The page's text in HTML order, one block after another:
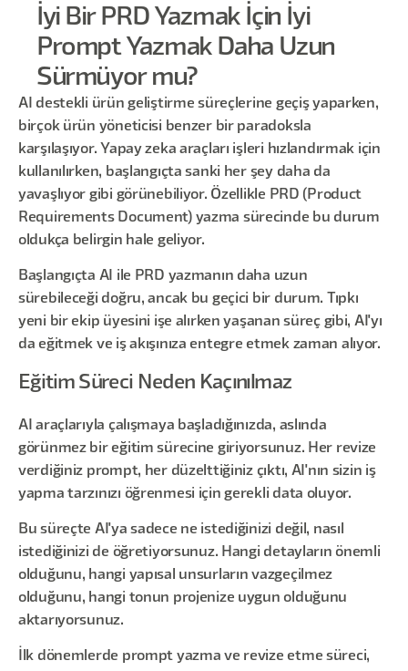
İyi Bir PRD Yazmak İçin İyi
Prompt Yazmak Daha Uzun
Sürmüyor mu?
AI destekli ürün geliştirme süreçlerine geçiş yaparken,
birçok ürün yöneticisi benzer bir paradoksla
karşılaşıyor. Yapay zeka araçları işleri hızlandırmak için
kullanılırken, başlangıçta sanki her şey daha da
yavaşlıyor gibi görünebiliyor. Özellikle PRD (Product
Requirements Document) yazma sürecinde bu durum
oldukça belirgin hale geliyor.
Başlangıçta AI ile PRD yazmanın daha uzun
sürebileceği doğru, ancak bu geçici bir durum. Tıpkı
yeni bir ekip üyesini işe alırken yaşanan süreç gibi, AI'yı
da eğitmek ve iş akışınıza entegre etmek zaman alıyor.
Eğitim Süreci Neden Kaçınılmaz
AI araçlarıyla çalışmaya başladığınızda, aslında
görünmez bir eğitim sürecine giriyorsunuz. Her revize
verdiğiniz prompt, her düzelttiğiniz çıktı, AI'nın sizin iş
yapma tarzınızı öğrenmesi için gerekli data oluyor.
Bu süreçte AI'ya sadece ne istediğinizi değil, nasıl
istediğinizi de öğretiyorsunuz. Hangi detayların önemli
olduğunu, hangi yapısal unsurların vazgeçilmez
olduğunu, hangi tonun projenize uygun olduğunu
aktarıyorsunuz.
İlk dönemlerde prompt yazma ve revize etme süreci,